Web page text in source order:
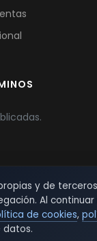
y de
Al
de cookies,
datos.